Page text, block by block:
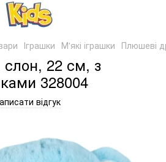
Іграшки М'які іграшки Плюшеві
22 см, з
328004
відгук